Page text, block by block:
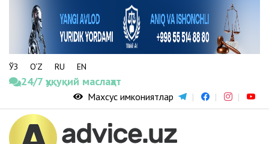
ЎЗ O‘Z RU EN
24/7 ҳуқуқий маслаҳат
Махсус имкониятлар